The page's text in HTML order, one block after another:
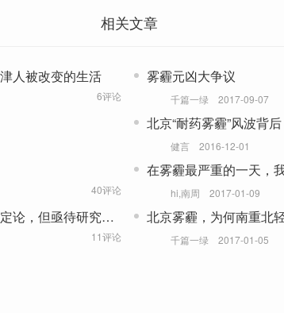
相关文章
人被改变的生活
6评论
雾霾元凶大争议
千篇一绿 2017-09-07
北京“耐药雾霾”风波背后
健言 2016-12-01
40评论
在雾霾最严重的一天，
hi,南周 2017-01-09
论，但亟待研究破
11评论
北京雾霾，为何南重北
千篇一绿 2017-01-05